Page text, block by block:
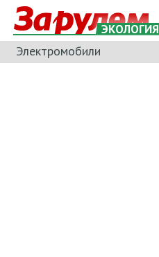
ЭКОЛОГИЯ
Электромобили